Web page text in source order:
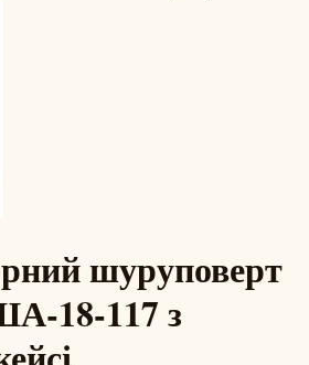
шуруповерт
18-117 з